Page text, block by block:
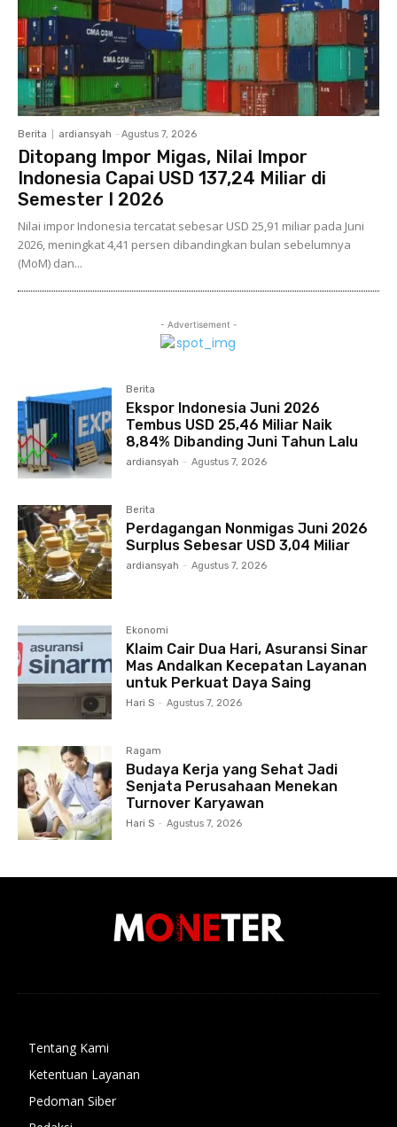
Berita ardiansyah - Agustus 7, 2026
Ditopang Impor Migas, Nilai Impor
Indonesia Capai USD 137,24 Miliar di
Semester I 2026
Nilai impor Indonesia tercatat sebesar USD 25,91 miliar pada Juni
2026, meningkat 4,41 persen dibandingkan bulan sebelumnya
(MoM) dan...
- Advertisement -
Berita
Ekspor Indonesia Juni 2026
Tembus USD 25,46 Miliar Naik
8,84% Dibanding Juni Tahun Lalu
ardiansyah - Agustus 7, 2026
Berita
Perdagangan Nonmigas Juni 2026
Surplus Sebesar USD 3,04 Miliar
ardiansyah - Agustus 7, 2026
Ekonomi
Klaim Cair Dua Hari, Asuransi Sinar
Mas Andalkan Kecepatan Layanan
untuk Perkuat Daya Saing
Hari S - Agustus 7, 2026
Ragam
Budaya Kerja yang Sehat Jadi
Senjata Perusahaan Menekan
Turnover Karyawan
Hari S - Agustus 7, 2026
Tentang Kami
Ketentuan Layanan
Pedoman Siber